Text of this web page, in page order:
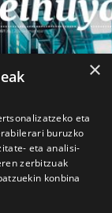
×
eta
buruzko
eta analisi-
zerbitzuak
konbina